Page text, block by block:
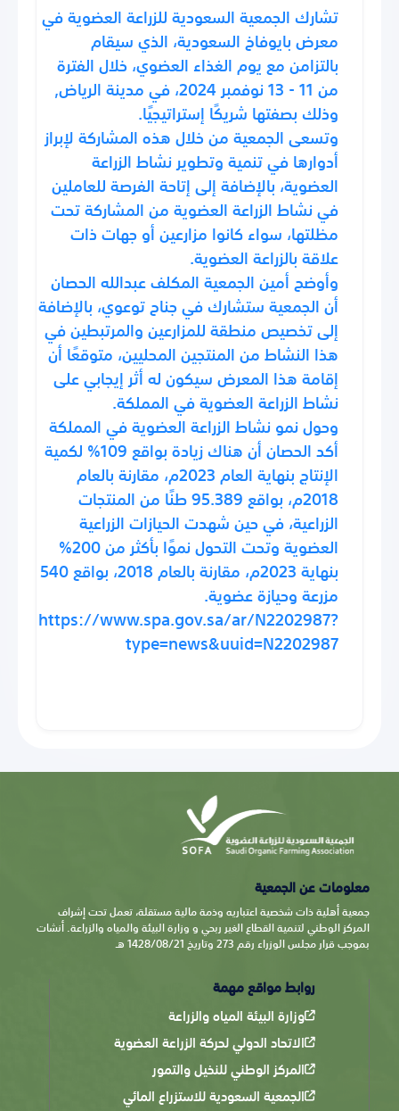
تشارك الجمعية السعودية للزراعة العضوية في
معرض بايوفاخ السعودية، الذي سيقام
بالتزامن مع يوم الغذاء العضوي، خلال الفترة
من 11 - 13 نوفمبر 2024، في مدينة الرياض,
وذلك بصفتها شريكًا إستراتيجيًا.
وتسعى الجمعية من خلال هذه المشاركة لإبراز
أدوارها في تنمية وتطوير نشاط الزراعة
العضوية، بالإضافة إلى إتاحة الفرصة للعاملين
في نشاط الزراعة العضوية من المشاركة تحت
مظلتها، سواء كانوا مزارعين أو جهات ذات
علاقة بالزراعة العضوية.
وأوضح أمين الجمعية المكلف عبدالله الحصان
أن الجمعية ستشارك في جناح توعوي، بالإضافة
إلى تخصيص منطقة للمزارعين والمرتبطين في
هذا النشاط من المنتجين المحليين، متوقعًا أن
إقامة هذا المعرض سيكون له أثر إيجابي على
نشاط الزراعة العضوية في المملكة.
وحول نمو نشاط الزراعة العضوية في المملكة
أكد الحصان أن هناك زيادة بواقع 109% لكمية
الإنتاج بنهاية العام 2023م، مقارنة بالعام
2018م، بواقع 95.389 طنًا من المنتجات
الزراعية، في حين شهدت الحيازات الزراعية
العضوية وتحت التحول نموًا بأكثر من 200%
بنهاية 2023م، مقارنة بالعام 2018، بواقع 540
مزرعة وحيازة عضوية.
https://www.spa.gov.sa/ar/N2202987?
type=news&uuid=N2202987
معلومات عن الجمعية
جمعية أهلية ذات شخصية اعتباريه وذمة مالية مستقلة، تعمل تحت إشراف
المركز الوطني لتنمية القطاع الغير ربحي و وزارة البيئة والمياه والزراعة. أنشات
بموجب قرار مجلس الوزراء رقم 273 وتاريخ 1428/08/21 هـ
روابط مواقع مهمة
وزارة البيئة المياه والزراعة
الاتحاد الدولي لحركة الزراعة العضوية
المركز الوطني للنخيل والتمور
الجمعية السعودية للاستزراع المائي